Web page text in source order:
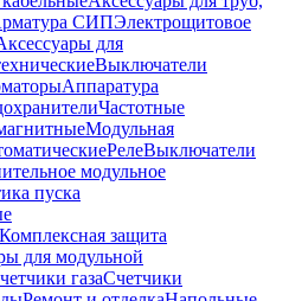
СИПЭлектрощитовое
для
Выключатели
Аппаратура
Частотные
Модульная
РелеВыключатели
модульное
пуска
Комплексная защита
для модульной
газаСчетчики